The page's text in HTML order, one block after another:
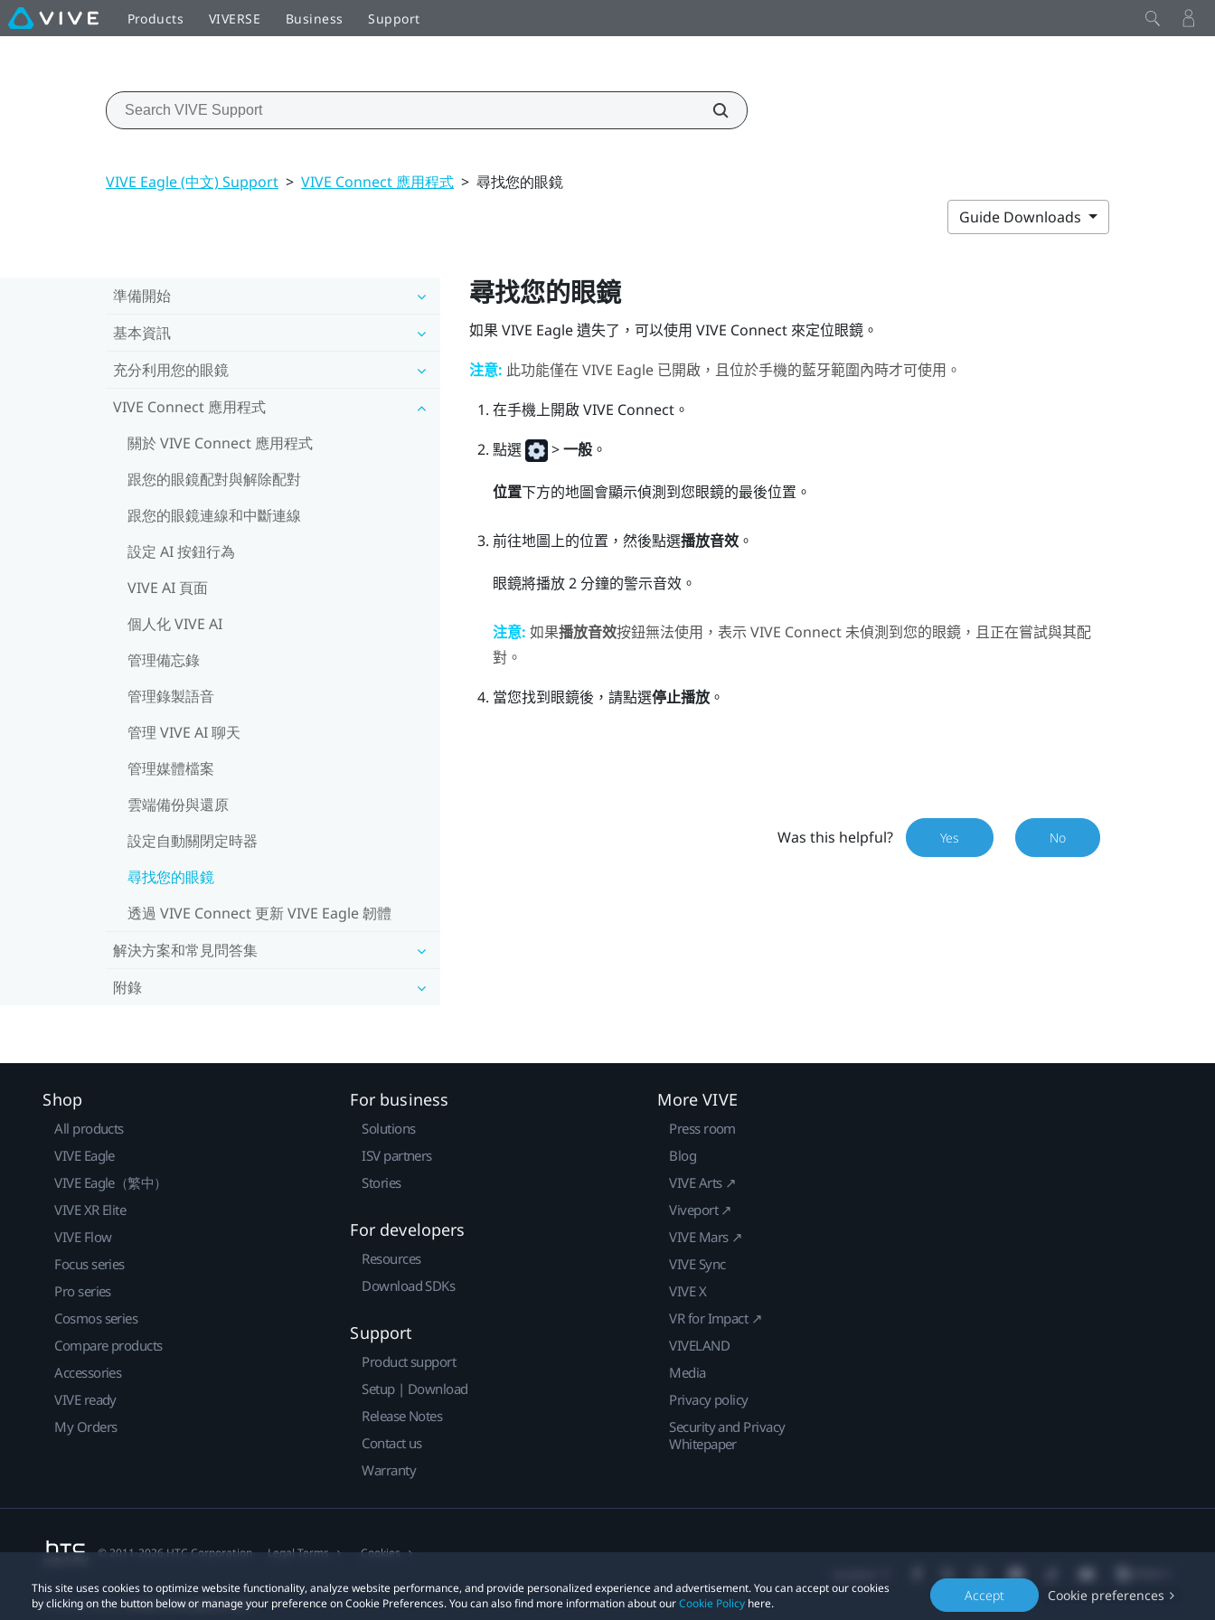
Products VIVERSE Business Support
VIVE Eagle (中文) Support > VIVE Connect 應用程式 > 尋找您的眼鏡
Guide Downloads
準備開始
基本資訊
充分利用您的眼鏡
VIVE Connect 應用程式
關於 VIVE Connect 應用程式
跟您的眼鏡配對與解除配對
跟您的眼鏡連線和中斷連線
設定 AI 按鈕行為
VIVE AI 頁面
個人化 VIVE AI
管理備忘錄
管理錄製語音
管理 VIVE AI 聊天
管理媒體檔案
雲端備份與還原
設定自動關閉定時器
尋找您的眼鏡
透過 VIVE Connect 更新 VIVE Eagle 韌體
解決方案和常見問答集
附錄
尋找您的眼鏡
如果 VIVE Eagle遺失了，可以使用 VIVE Connect來定位眼鏡。
注意: 此功能僅在 VIVE Eagle已開啟，且位於手機的藍牙範圍內時才可使用。
在手機上開啟VIVE Connect。
點選
>一般。
位置下方的地圖會顯示偵測到您眼鏡的最後位置。
前往地圖上的位置，然後點選播放音效。
眼鏡將播放 2 分鐘的警示音效。
注意: 如果播放音效按鈕無法使用，表示 VIVE Connect未偵測到您的眼鏡，且正在嘗試與其配
對。
當您找到眼鏡後，請點選停止播放。
Was this helpful? Yes No
This site uses cookies to optimize website functionality, analyze website performance, and provide personalized experience and advertisement. You can accept our cookies
by clicking on the button below or manage your preference on Cookie Preferences. You can also find more information about ourCookie Policy here. Accept Cookie preferences
Shop
All products
VIVE Eagle
VIVE Eagle（繁中）
VIVE XR Elite
VIVE Flow
Focus series
Pro series
Cosmos series
Compare products
Accessories
VIVE ready
My Orders
For business
Solutions
ISV partners
Stories
For developers
Resources
Download SDKs
Support
Product support
Setup | Download
Release Notes
Contact us
Warranty
More VIVE
Press room
Blog
VIVE Arts ↗
Viveport ↗
VIVE Mars ↗
VIVE Sync
VIVE X
VR for Impact ↗
VIVELAND
Media
Privacy policy
Security and Privacy
Whitepaper
© 2011-2026 HTC Corporation Legal Terms Cookies
Privacy Contact:Global-Privacy@htc.com